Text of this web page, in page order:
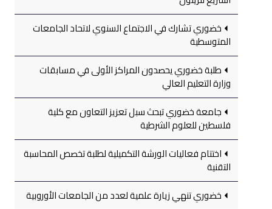
خضوري تشارك في الاجتماع السنوي لاتحاد الجامعات
المتوسطية
طلبة خضوري يحصدون المراكز الأولى في مسابقات
وزارة التعليم العالي
جامعة خضوري تبحث سبل تعزيز التعاون مع كلية
فلسطين للعلوم الشرطية
اختتام فعاليات الورشة التكميلية لطلبة تخصص المحاسبة
التقنية
خضوري تنهي زيارة علمية لعدد من الجامعات الأوروبية